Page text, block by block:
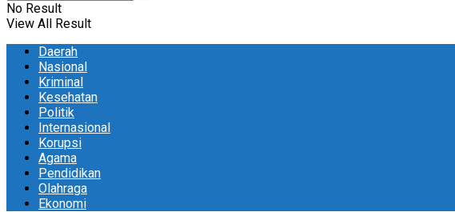
No Result
View All Result
Daerah
Nasional
Kriminal
Kesehatan
Politik
Internasional
Korupsi
Agama
Pendidikan
Olahraga
Ekonomi